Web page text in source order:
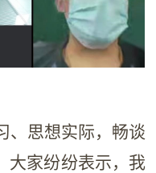
、思想实际，畅谈
大家纷纷表示，我